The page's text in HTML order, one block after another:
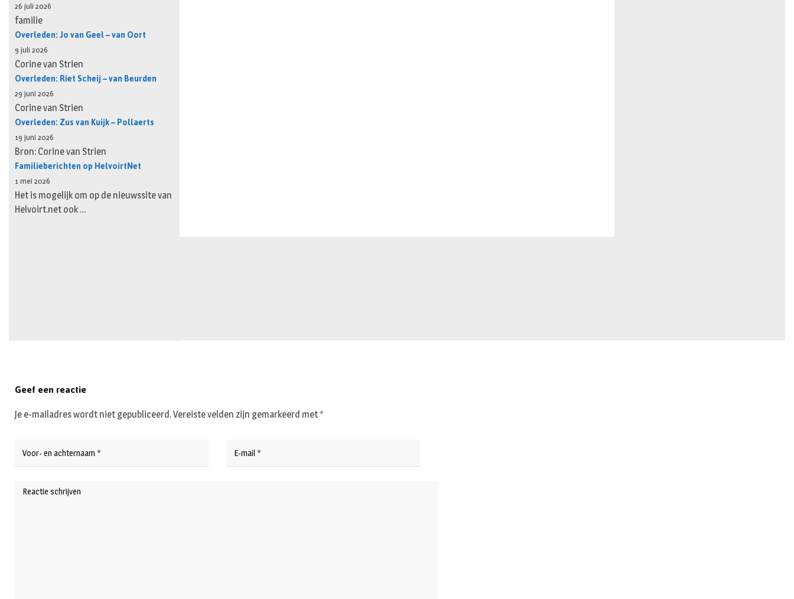
26 juli 2026
familie
Overleden: Jo van Geel – van Oort
9 juli 2026
Corine van Strien
Overleden: Riet Scheij – van Beurden
29 juni 2026
Corine van Strien
Overleden: Zus van Kuijk – Pollaerts
19 juni 2026
Bron: Corine van Strien
Familieberichten op HelvoirtNet
1 mei 2026
Het is mogelijk om op de nieuwssite van
Helvoirt.net ook …
Geef een reactie
Je e-mailadres wordt niet gepubliceerd.Vereiste velden zijn gemarkeerd met *